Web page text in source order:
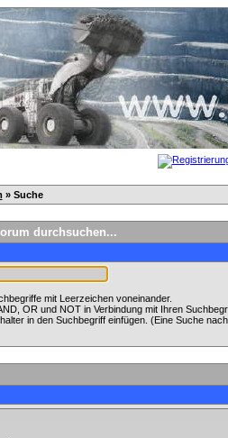
» Suche
durchsuchen...
mit Leerzeichen voneinander.
OR und NOT in Verbindung mit Ihren
in den Suchbegriff einfügen. (Eine Suche